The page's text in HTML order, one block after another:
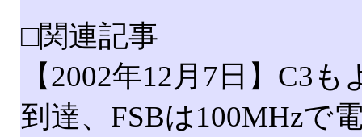
□関連記事
【2002年12月7日】C3
到達、FSBは100MHzで